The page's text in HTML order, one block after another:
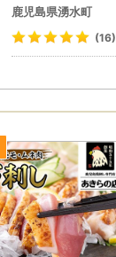
鹿児島県湧水町
(16)